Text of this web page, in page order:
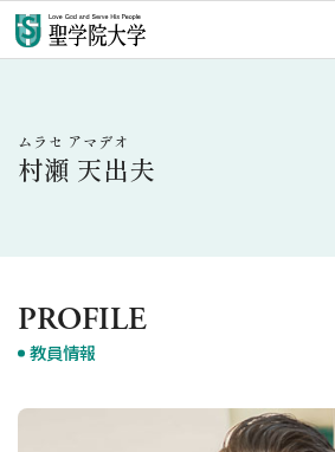
ムラセ アマデオ
村瀬 天出夫
PROFILE
教員情報